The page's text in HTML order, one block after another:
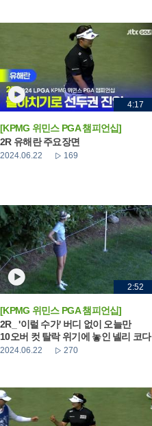
4:17
[KPMG 위민스 PGA 챔피언십]
2R 유해란 주요장면
2024.06.22 169
2:52
[KPMG 위민스 PGA 챔피언십]
2R_ '이럴 수가' 버디 없이 오늘만
10오버 컷 탈락 위기에 놓인 넬리 코다
2024.06.22 270